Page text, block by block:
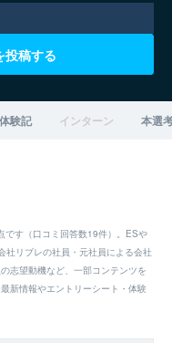
投稿する
験記 インターン 本選
です（口コミ回答数19件）。ESや
社リブレの社員・元社員による会社
志望動機など、一部コンテンツを
新情報やエントリーシート・体験